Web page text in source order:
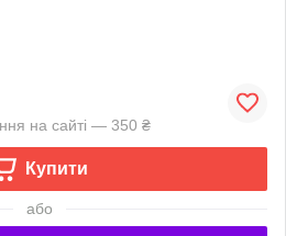
на сайті — 350 ₴
Купити
або